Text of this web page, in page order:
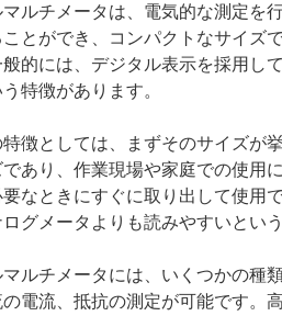
ルチメータは、電気的な測定を
とができ、コンパクトなサイズ
的には、デジタル表示を採用し
特徴があります。
徴としては、まずそのサイズが
あり、作業現場や家庭での使用
なときにすぐに取り出して使用
グメータよりも読みやすいとい
ルチメータには、いくつかの種
電流、抵抗の測定が可能です。